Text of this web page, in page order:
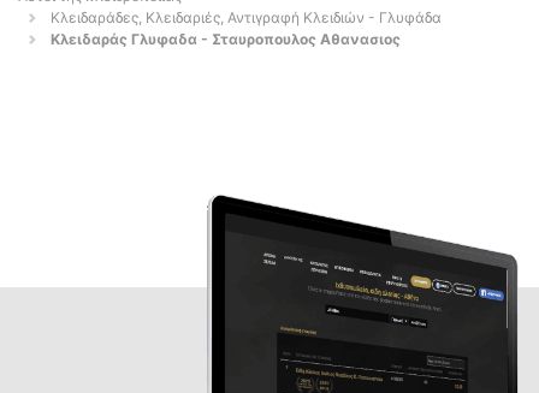
Κλειδαράδες, Κλειδαριές, Αντιγραφή Κλειδιών - Γλυφάδα
Κλειδαράς Γλυφαδα - Σταυροπουλος Αθανασιος